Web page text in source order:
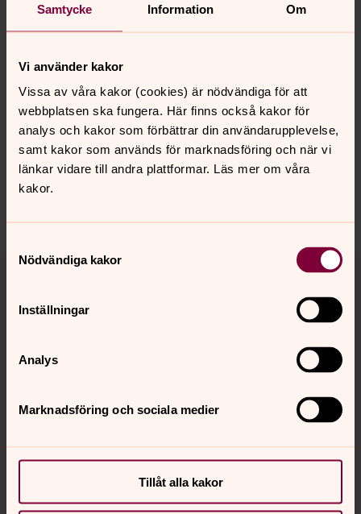
Samtycke Information Om
Vi använder kakor
Vissa av våra kakor (cookies) är nödvändiga för att
webbplatsen ska fungera. Här finns också kakor för
analys och kakor som förbättrar din användarupplevelse,
samt kakor som används för marknadsföring och när vi
länkar vidare till andra plattformar. Läs mer om våra
kakor.
Nödvändiga kakor
Inställningar
Analys
Marknadsföring och sociala medier
Tillåt alla kakor
Senast ändrad 11 mars 2019
Synpunkter eller frågor på sidans
innehåll?
paris@svenskakyrkan.se
Tillbaka till toppen
Tillbaka till innehållet
Kalender
Hitta snabbt